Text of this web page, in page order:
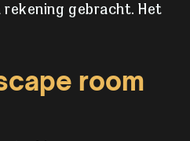
gebracht. Het
room